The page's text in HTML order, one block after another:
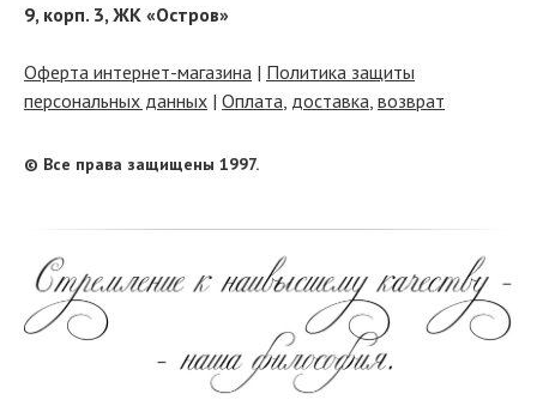
9, корп. 3, ЖК «Остров»
Оферта интернет-магазина | Политика защиты
персональных данных | Оплата доставка возврат
© Все права защищены 1997.